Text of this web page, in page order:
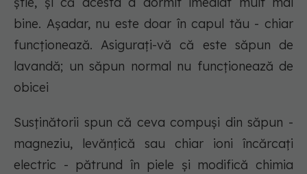
bine. Așadar, nu este doar în capul tău - chiar
funcționează. Asigurați-vă că este săpun de
lavandă; un săpun normal nu funcționează de
obicei
Susținătorii spun că ceva compuși din săpun -
magneziu, levănțică sau chiar ioni încărcați
electric - pătrund în piele și modifică chimia